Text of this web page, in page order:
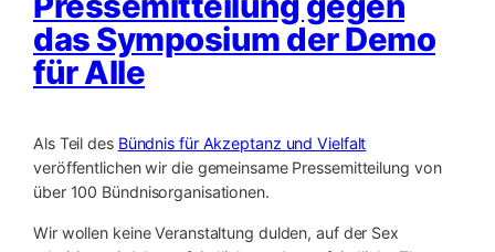
das Symposium der Demo
für Alle
Als Teil des Bündnis für Akzeptanz und Vielfalt
veröffentlichen wir die gemeinsame Pressemitteilung von
über 100 Bündnisorganisationen.
Wir wollen keine Veranstaltung dulden, auf der Sex